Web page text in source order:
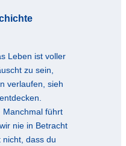
Leben ist voller
zu sein,
verlaufen, sieh
Manchmal führt
nie in Betracht
dass du